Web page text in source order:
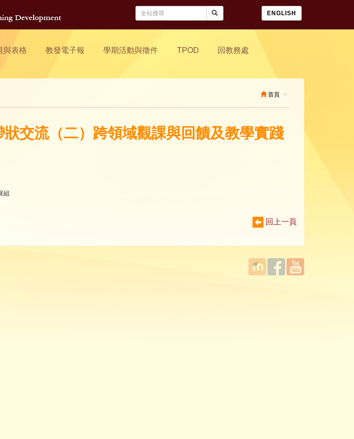
ENGLISH
與表格 教發電子報 學期活動與徵件 TPOD 回教務處
首頁
交流（二）跨領域觀課與回饋及教學實踐
組
回上一頁